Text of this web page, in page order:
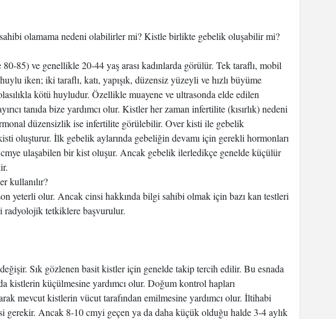
olamama nedeni olabilirler mi? Kistle birlikte gebelik oluşabilir mi?
85) ve genellikle 20-44 yaş arası kadınlarda görülür. Tek taraflı, mobil
iken; iki taraflı, katı, yapışık, düzensiz yüzeyli ve hızlı büyüme
kötü huyludur. Özellikle muayene ve ultrasonda elde edilen
tanıda bize yardımcı olur. Kistler her zaman infertilite (kısırlık) nedeni
düzensizlik ise infertilite görülebilir. Over kisti ile gebelik
oluşturur. İlk gebelik aylarında gebeliğin devamı için gerekli hormonları
cmye ulaşabilen bir kist oluşur. Ancak gebelik ilerledikçe genelde küçülür
kullanılır?
yeterli olur. Ancak cinsi hakkında bilgi sahibi olmak için bazı kan testleri
radyolojik tetkiklere başvurulur.
Sık gözlenen basit kistler için genelde takip tercih edilir. Bu esnada
kistlerin küçülmesine yardımcı olur. Doğum kontrol hapları
mevcut kistlerin vücut tarafından emilmesine yardımcı olur. İltihabi
gerekir. Ancak 8-10 cmyi geçen ya da daha küçük olduğu halde 3-4 aylık